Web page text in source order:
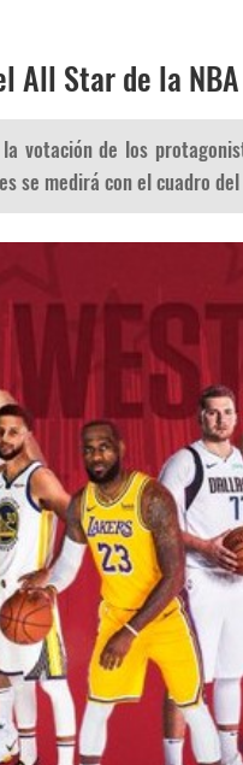
All Star de la
votación de los
se medirá con el cuadro